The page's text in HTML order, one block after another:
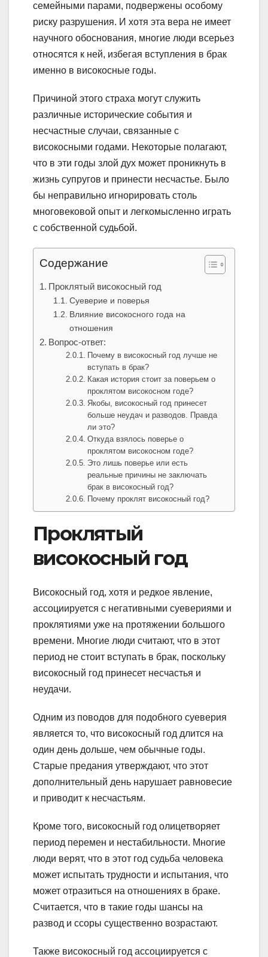
семейными парами, подвержены особому
риску разрушения. И хотя эта вера не имеет
научного обоснования, многие люди всерьез
относятся к ней, избегая вступления в брак
именно в високосные годы.
Причиной этого страха могут служить
различные исторические события и
несчастные случаи, связанные с
високосными годами. Некоторые полагают,
что в эти годы злой дух может проникнуть в
жизнь супругов и принести несчастье. Было
бы неправильно игнорировать столь
многовековой опыт и легкомысленно играть
с собственной судьбой.
Содержание
Проклятый високосный год
Суеверие и поверья
Влияние високосного года на
отношения
Вопрос-ответ:
Почему в високосный год лучше не
вступать в брак?
Какая история стоит за поверьем о
проклятом високосном годе?
Якобы, високосный год принесет
больше неудач и разводов. Правда
ли это?
Откуда взялось поверье о
проклятом високосном годе?
Это лишь поверье или есть
реальные причины не заключать
брак в високосный год?
Почему проклят високосный год?
Проклятый
високосный год
Високосный год, хотя и редкое явление,
ассоциируется с негативными суевериями и
проклятиями уже на протяжении большого
времени. Многие люди считают, что в этот
период не стоит вступать в брак, поскольку
високосный год принесет несчастья и
неудачи.
Одним из поводов для подобного суеверия
является то, что високосный год длится на
один день дольше, чем обычные годы.
Старые предания утверждают, что этот
дополнительный день нарушает равновесие
и приводит к несчастьям.
Кроме того, високосный год олицетворяет
период перемен и нестабильности. Многие
люди верят, что в этот год судьба человека
может испытать трудности и испытания, что
может отразиться на отношениях в браке.
Считается, что в такие годы шансы на
развод и ссоры существенно возрастают.
Также високосный год ассоциируется с